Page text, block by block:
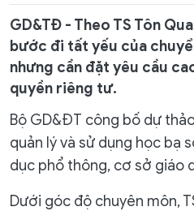
GD&TĐ - Theo TS Tôn
bước đi tất yếu của
nhưng cần đặt yêu cầu
quyền riêng tư.
Bộ GD&ĐT công bố dự
quản lý và sử dụng học bạ
dục phổ thông, cơ sở giáo
Dưới góc độ chuyên môn,